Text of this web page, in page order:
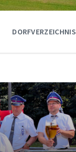
DORFVERZEICHNIS